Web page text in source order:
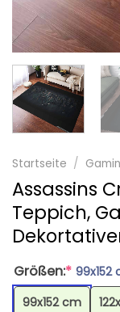
Startseite /
Assassins
Teppich,
Größen:* 99x152
99x152 cm